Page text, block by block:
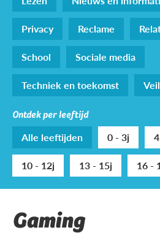
Privacy
Reclame
School
Sociale media
Techniek en toekomst
Ontdek per leeftijd
Alle leeftijden 0 - 3j
10 - 12j
13 - 15j 16 -
Gaming